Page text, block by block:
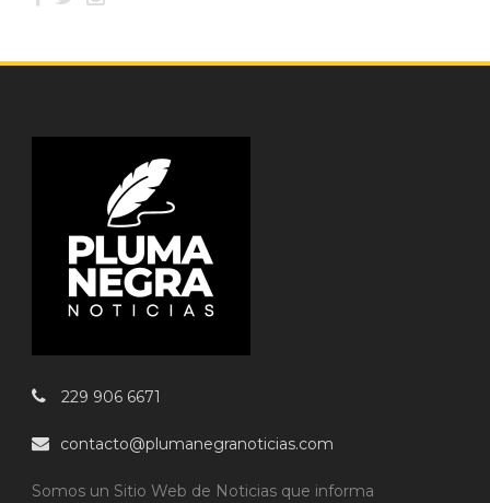
229 906 6671
contacto@plumanegranoticias.com
Somos un Sitio Web de Noticias que informa